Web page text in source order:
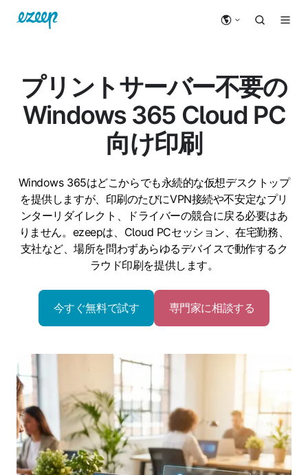
プリントサーバー不要の
Windows 365 Cloud PC
向け印刷
Windows 365はどこからでも永続的な仮想デスクトップ
を提供しますが、印刷のたびにVPN接続や不安定なプリ
ンターリダイレクト、ドライバーの競合に戻る必要はあ
りません。ezeepは、Cloud PCセッション、在宅勤務、
支社など、場所を問わずあらゆるデバイスで動作するク
ラウド印刷を提供します。
今すぐ無料で試す 専門家に相談する